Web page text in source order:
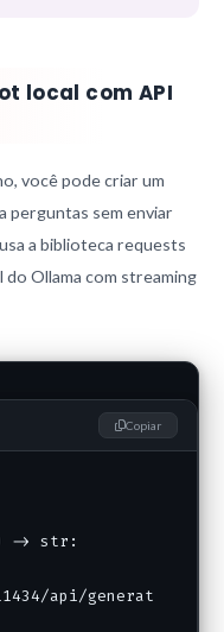
local com API
você pode criar um
perguntas sem enviar
a biblioteca requests
do Ollama com streaming
Copiar
-> str: